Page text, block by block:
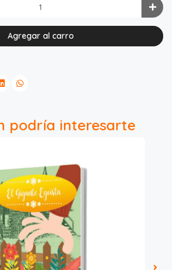
Agregar al carro
podría interesarte